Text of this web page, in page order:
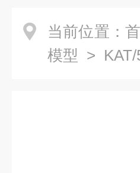
当前位置：
模型 > KAT/